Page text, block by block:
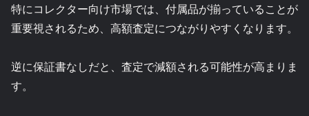
特にコレクター向け市場では、付属品が揃っていることが
重要視されるため、高額査定につながりやすくなります。
逆に保証書なしだと、査定で減額される可能性が高まりま
す。